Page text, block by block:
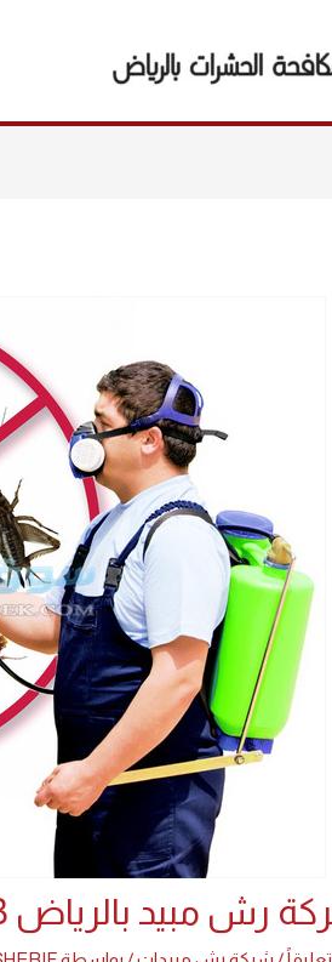
رش مبيد بالرياض 0594261363